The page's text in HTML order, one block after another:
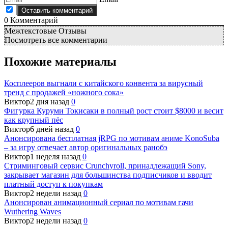
0 Комментарий
Межтекстовые Отзывы
Посмотреть все комментарии
Похожие материалы
Косплееров выгнали с китайского конвента за вирусный
тренд с продажей «ножного сока»
Виктор2 дня назад 0
Фигурка Куруми Токисаки в полный рост стоит $8000 и весит
как крупный пёс
Виктор6 дней назад 0
Анонсирована бесплатная jRPG по мотивам аниме KonoSuba
– за игру отвечает автор оригинальных ранобэ
Виктор1 неделя назад 0
Стриминговый сервис Crunchyroll, принадлежащий Sony,
закрывает магазин для большинства подписчиков и вводит
платный доступ к покупкам
Виктор2 недели назад 0
Анонсирован анимационный сериал по мотивам гачи
Wuthering Waves
Виктор2 недели назад 0